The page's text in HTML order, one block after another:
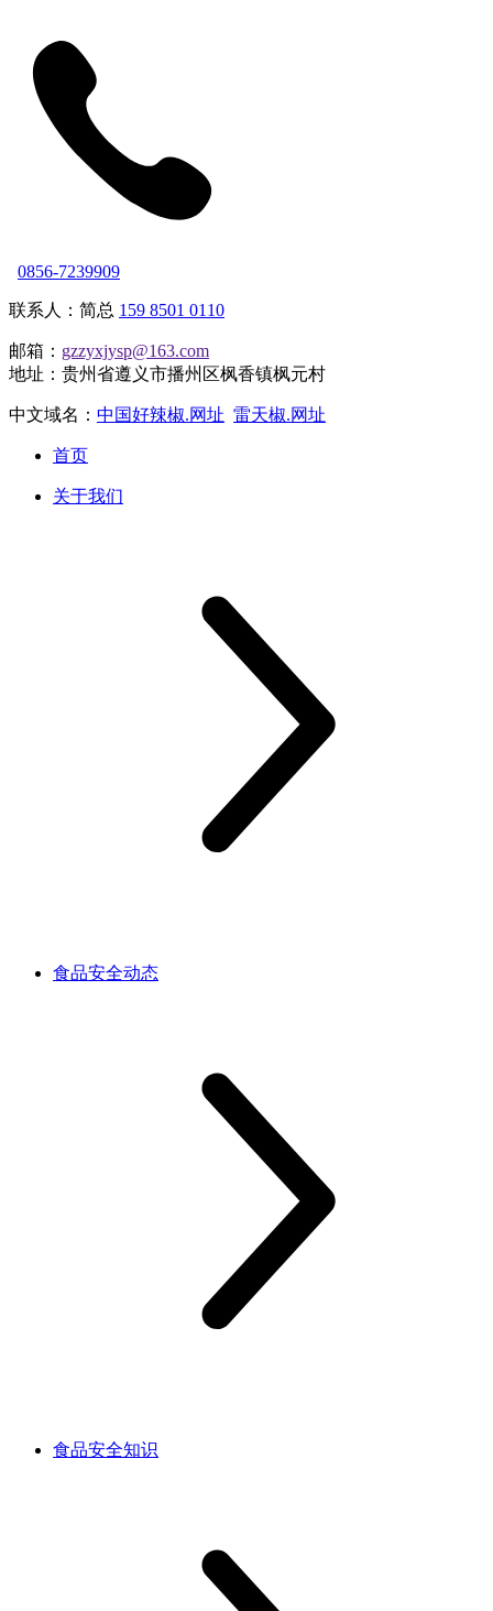
0856-7239909
联系人：简总 159 8501 0110
邮箱： gzzyxjysp@163.com
地址：贵州省遵义市播州区枫香镇枫元村
中文域名： 中国好辣椒.网址 雷天椒.网址
首页
关于我们
食品安全动态
食品安全知识